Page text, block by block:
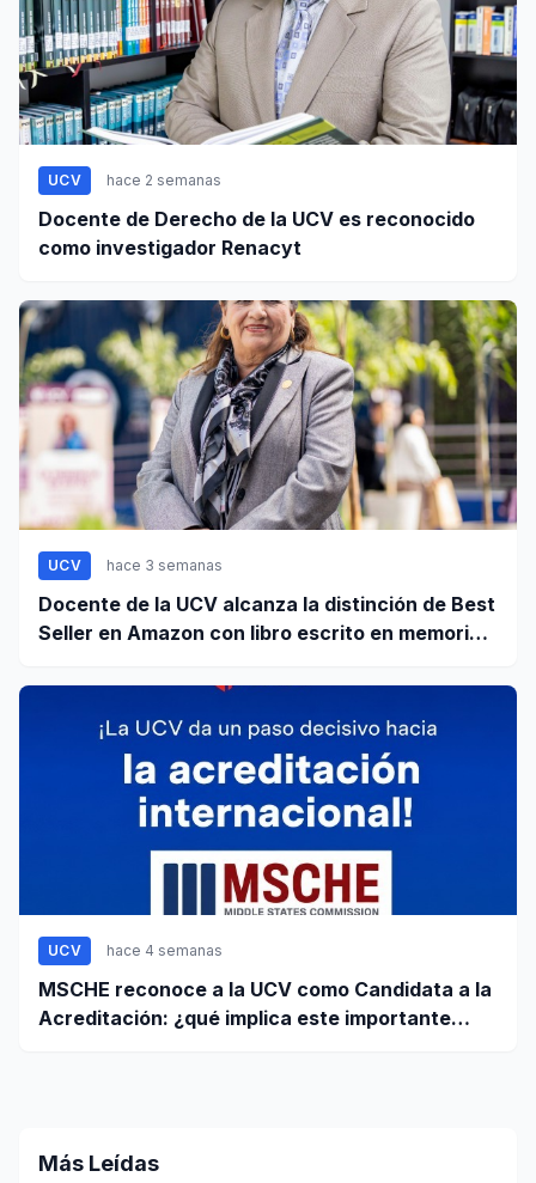
UCV hace 2 semanas
Docente de Derecho de la UCV es reconocido
como investigador Renacyt
UCV hace 3 semanas
Docente de la UCV alcanza la distinción de Best
Seller en Amazon con libro escrito en memoria a
UCV hace 4 semanas
MSCHE reconoce a la UCV como Candidata a la
Acreditación: ¿qué implica este importante
Más Leídas